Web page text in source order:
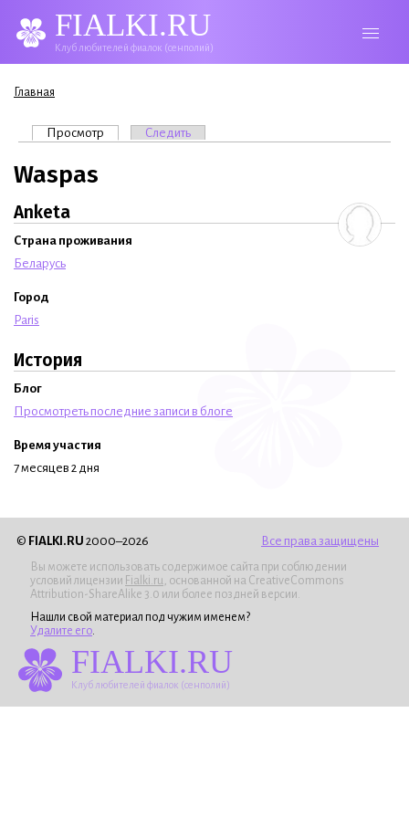
FIALKI.RU
Клуб любителей фиалок (сенполий)
Вы здесь
Главная
Главные вкладки
Просмотр (активная вкладка)
Следить
Waspas
Anketa
Страна проживания
Беларусь
Город
Paris
История
Блог
Просмотреть последние записи в блоге
Время участия
7 месяцев 2 дня
© FIALKI.RU 2000–2026 Все права защищены
Вы можете использовать содержимое сайта при соблюдении
условий лицензии Fialki.ru , основанной на CreativeCommons
Attribution-ShareAlike 3.0 или более поздней версии.
Нашли свой материал под чужим именем?
Удалите его
FIALKI.RU
Клуб любителей фиалок (сенполий)